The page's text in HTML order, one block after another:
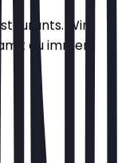
Wir
du immer